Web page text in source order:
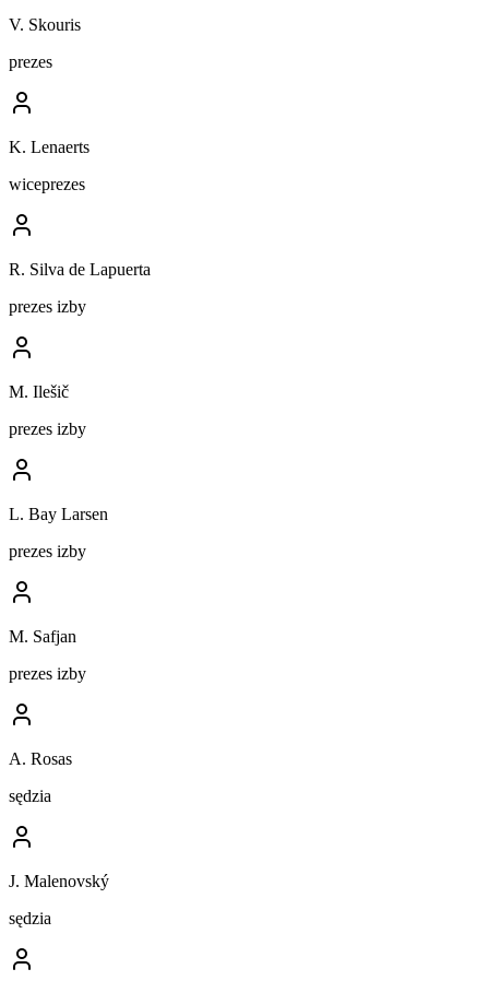
V. Skouris
prezes
K. Lenaerts
wiceprezes
R. Silva de Lapuerta
prezes izby
M. Ilešič
prezes izby
L. Bay Larsen
prezes izby
M. Safjan
prezes izby
A. Rosas
sędzia
J. Malenovský
sędzia